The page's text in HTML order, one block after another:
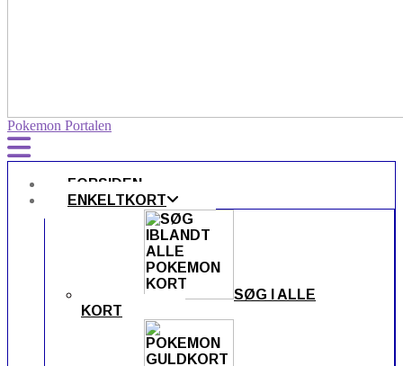
Pokemon Portalen
FORSIDEN
ENKELTKORT
SØG I ALLE
KORT